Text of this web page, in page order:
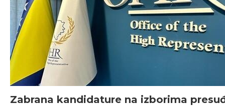
Zabrana kandidature na izborima